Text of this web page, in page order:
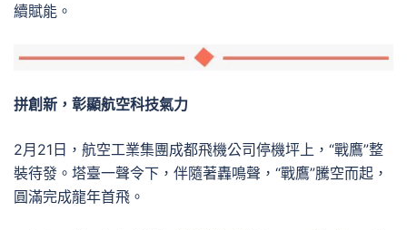
續賦能。
拼創新，彰顯航空科技氣力
2月21日，航空工業集團成都飛機公司停機坪上，“戰鷹”整
裝待發。塔臺一聲令下，伴隨著轟鳴聲，“戰鷹”騰空而起，
圓滿完成龍年首飛。